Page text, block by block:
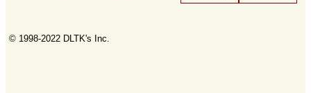
© 1998-2022 DLTK's Inc.